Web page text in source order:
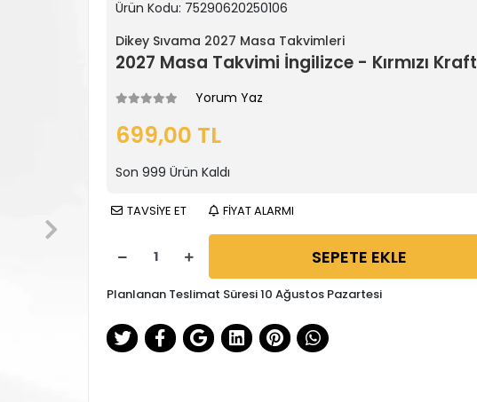
Ürün Kodu: 75290620250106
Dikey Sıvama 2027 Masa Takvimleri
2027 Masa Takvimi İngilizce - Kırmızı Kraft
Yorum Yaz
699,00 TL
Son 999 Ürün Kaldı
TAVSİYE ET FİYAT ALARMI
SEPETE EKLE
Planlanan Teslimat Süresi 10 Ağustos Pazartesi